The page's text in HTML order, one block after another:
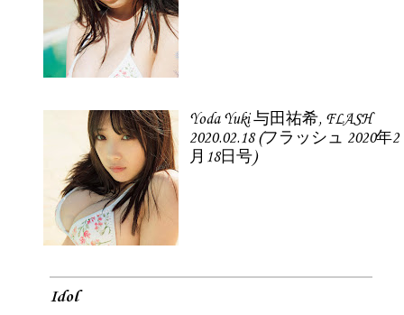
Yoda Yuki 与田祐希, FLASH
2020.02.18 (フラッシュ 2020年2
月18日号)
Idol